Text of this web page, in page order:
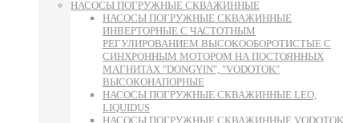
НАСОСЫ ПОГРУЖНЫЕ СКВАЖИННЫЕ
НАСОСЫ ПОГРУЖНЫЕ СКВАЖИННЫЕ
ИНВЕРТОРНЫЕ С ЧАСТОТНЫМ
РЕГУЛИРОВАНИЕМ ВЫСОКООБОРОТИСТЫЕ С
СИНХРОННЫМ МОТОРОМ НА ПОСТОЯННЫХ
МАГНИТАХ "DONGYIN", "VODOTOK"
ВЫСОКОНАПОРНЫЕ
НАСОСЫ ПОГРУЖНЫЕ СКВАЖИННЫЕ LEO,
LIQUIDUS
НАСОСЫ ПОГРУЖНЫЕ СКВАЖИННЫЕ VODOTOK